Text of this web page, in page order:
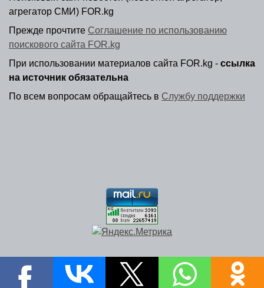
агрегатор СМИ) FOR.kg
Прежде прочтите Соглашение по использованию
поискового сайта FOR.kg
При использовании материалов сайта FOR.kg - ссылка
на источник обязательна
По всем вопросам обращайтесь в Службу поддержки